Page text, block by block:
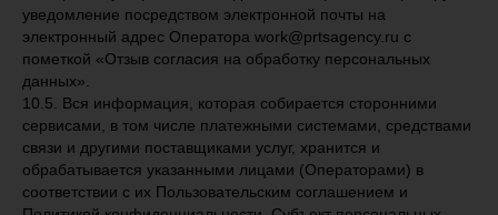
уведомление посредством электронной почты на
электронный адрес Оператора work@prtsagency.ru с
пометкой «Отзыв согласия на обработку персональных
данных».
10.5. Вся информация, которая собирается сторонними
сервисами, в том числе платежными системами, средствами
связи и другими поставщиками услуг, хранится и
обрабатывается указанными лицами (Операторами) в
соответствии с их Пользовательским соглашением и